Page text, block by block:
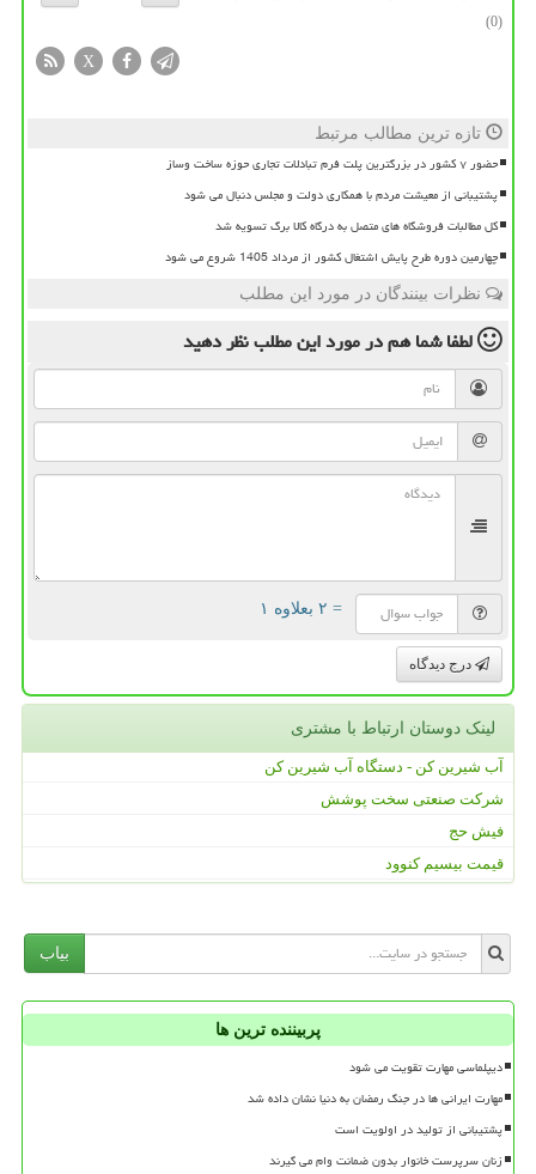
(0)
X
تازه ترین مطالب مرتبط
حضور ۷ کشور در بزرگترین پلت فرم تبادلات تجاری حوزه ساخت وساز
پشتیبانی از معیشت مردم با همکاری دولت و مجلس دنبال می شود
کل مطالبات فروشگاه های متصل به درگاه کالا برگ تسویه شد
چهارمین دوره طرح پایش اشتغال کشور از مرداد 1405 شروع می شود
نظرات بینندگان در مورد این مطلب
لطفا شما همدر مورد این مطلبنظر دهید
= ۲ بعلاوه ۱
درج دیدگاه
لینک دوستان ارتباط با مشتری
آب شیرین کن - دستگاه آب شیرین کن
شرکت صنعتی سخت پوشش
فیش حج
قیمت بیسیم کنوود
بیاب
پربیننده ترین ها
دیپلماسی مهارت تقویت می شود
مهارت ایرانی ها در جنگ رمضان به دنیا نشان داده شد
پشتیبانی از تولید در اولویت است
زنان سرپرست خانوار بدون ضمانت وام می گیرند